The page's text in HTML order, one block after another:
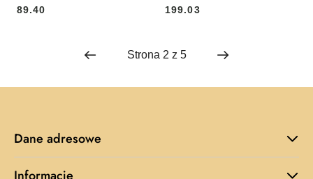
Cena:
89.40
Cena:
199.03
Dane adresowe